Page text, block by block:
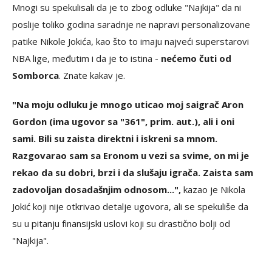
Mnogi su spekulisali da je to zbog odluke "Najkija" da ni
poslije toliko godina saradnje ne napravi personalizovane
patike Nikole Jokića, kao što to imaju najveći superstarovi
NBA lige, međutim i da je to istina - nećemo čuti od
Somborca. Znate kakav je.
"Na moju odluku je mnogo uticao moj saigrač Aron
Gordon (ima ugovor sa "361", prim. aut.), ali i oni
sami. Bili su zaista direktni i iskreni sa mnom.
Razgovarao sam sa Eronom u vezi sa svime, on mi je
rekao da su dobri, brzi i da slušaju igrača. Zaista sam
zadovoljan dosadašnjim odnosom...", kazao je Nikola
Jokić koji nije otkrivao detalje ugovora, ali se spekuliše da
su u pitanju finansijski uslovi koji su drastično bolji od
"Najkija".